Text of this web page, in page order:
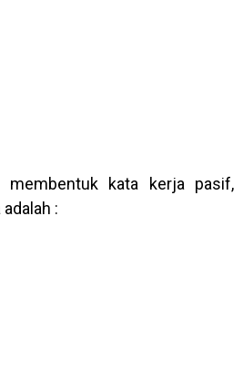
membentuk kata kerja pasif,
: